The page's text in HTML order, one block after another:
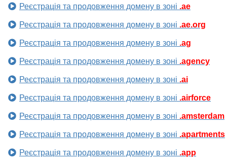
Реєстрація та продовження домену в зоні .ae
Реєстрація та продовження домену в зоні .ae.org
Реєстрація та продовження домену в зоні .ag
Реєстрація та продовження домену в зоні .agency
Реєстрація та продовження домену в зоні .ai
Реєстрація та продовження домену в зоні .airforce
Реєстрація та продовження домену в зоні .amsterdam
Реєстрація та продовження домену в зоні .apartments
Реєстрація та продовження домену в зоні .app